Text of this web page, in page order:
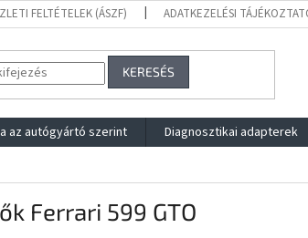
FELTÉTELEK (ÁSZF) ADATKEZELÉSI
KERESÉS
az autógyártó szerint Diagnosztikai adapterek
Ferrari 599 GTO